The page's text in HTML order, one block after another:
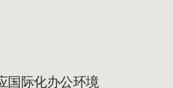
国际化办公环境